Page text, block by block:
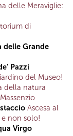
delle Meraviglie:
di
delle Grande
Pazzi
del Museo!
della natura
Ascesa al
non solo!
Virgo